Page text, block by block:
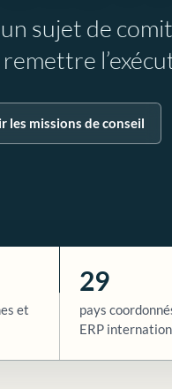
sujet de
les missions de conseil
et
29
pays
ERP